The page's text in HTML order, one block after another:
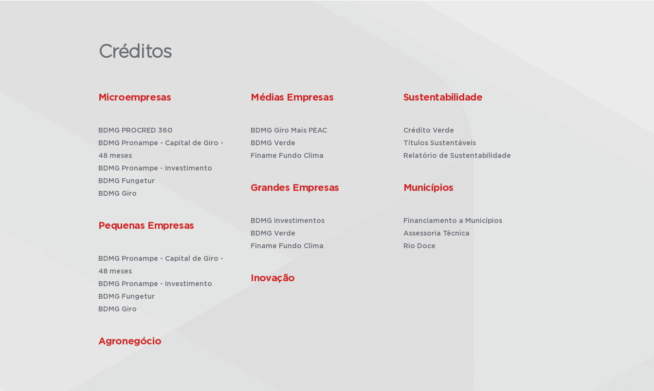
Créditos
Microempresas
BDMG PROCRED 360
BDMG Pronampe - Capital de Giro -
48 meses
BDMG Pronampe - Investimento
BDMG Fungetur
BDMG Giro
Pequenas Empresas
BDMG Pronampe - Capital de Giro -
48 meses
BDMG Pronampe - Investimento
BDMG Fungetur
BDMG Giro
Agronegócio
Médias Empresas
BDMG Giro Mais PEAC
BDMG Verde
Finame Fundo Clima
Grandes Empresas
BDMG Investimentos
BDMG Verde
Finame Fundo Clima
Inovação
Sustentabilidade
Crédito Verde
Títulos Sustentáveis
Relatório de Sustentabilidade
Municípios
Financiamento a Municípios
Assessoria Técnica
Rio Doce